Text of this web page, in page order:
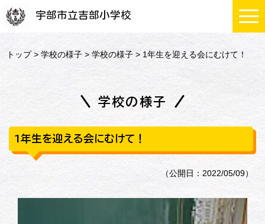
宇部市立吉部小学校
トップ>学校の様子 >学校の様子 > 1年生を迎える会にむけて！
学校の様子
1年生を迎える会にむけて！
（公開日：2022/05/09）